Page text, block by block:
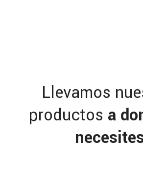
Llevamos
productos a